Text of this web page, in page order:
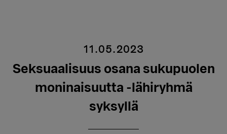
11.05.2023
Seksuaalisuus osana sukupuolen
moninaisuutta -lähiryhmä
syksyllä